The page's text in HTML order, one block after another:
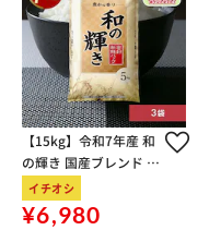
【15kg】令和7年産 和
の輝き 国産ブレンド 5
kg×3袋
イチオシ
¥6,980